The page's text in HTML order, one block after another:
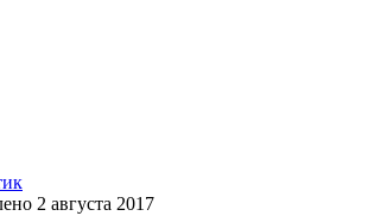
2 августа 2017